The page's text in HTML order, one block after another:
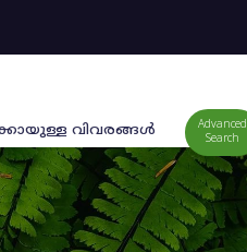
വിവരങ്ങള്‍
Advanced
Search